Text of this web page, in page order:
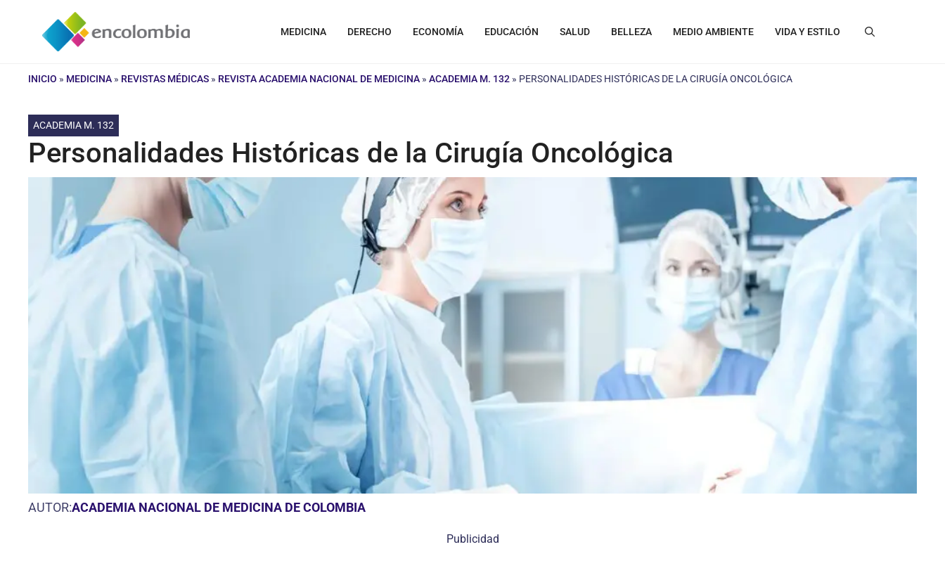
contenido
MEDICINA DERECHO ECONOMÍA EDUCACIÓN SALUD BELLEZA MEDIO AMBIENTE VIDA Y ESTILO
INICIO » MEDICINA » REVISTAS MÉDICAS » REVISTA ACADEMIA NACIONAL DE MEDICINA » ACADEMIA M. 132 » PERSONALIDADES HISTÓRICAS DE LA CIRUGÍA ONCOLÓGICA
ACADEMIA M. 132
Personalidades Históricas de la Cirugía Oncológica
AUTOR:ACADEMIA NACIONAL DE MEDICINA DE COLOMBIA
Publicidad